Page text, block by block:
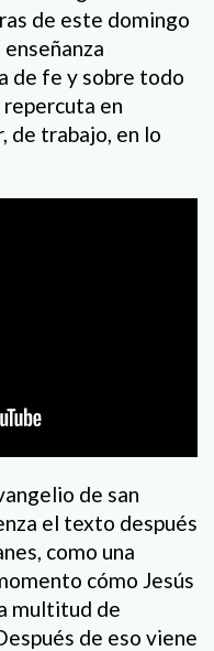
de este domingo
de fe y sobre todo
en
de trabajo, en lo
de san
el texto después
como una
cómo Jesús
multitud de
de eso viene